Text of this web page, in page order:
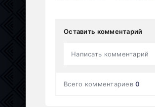
Оставить комментарий
Написать комментарий
Всего комментариев0